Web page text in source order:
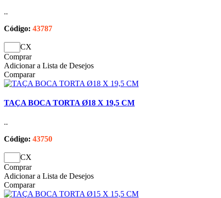
..
Código: 43787
CX
Comprar
Adicionar a Lista de Desejos
Comparar
TAÇA BOCA TORTA Ø18 X 19,5 CM
..
Código: 43750
CX
Comprar
Adicionar a Lista de Desejos
Comparar